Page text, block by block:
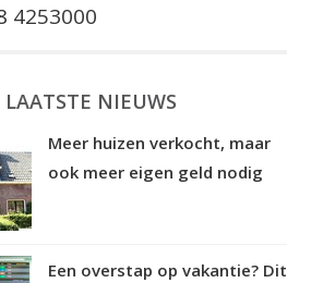
4253000
LAATSTE NIEUWS
Meer huizen verkocht, maar
ook meer eigen geld nodig
Een overstap op vakantie? Dit